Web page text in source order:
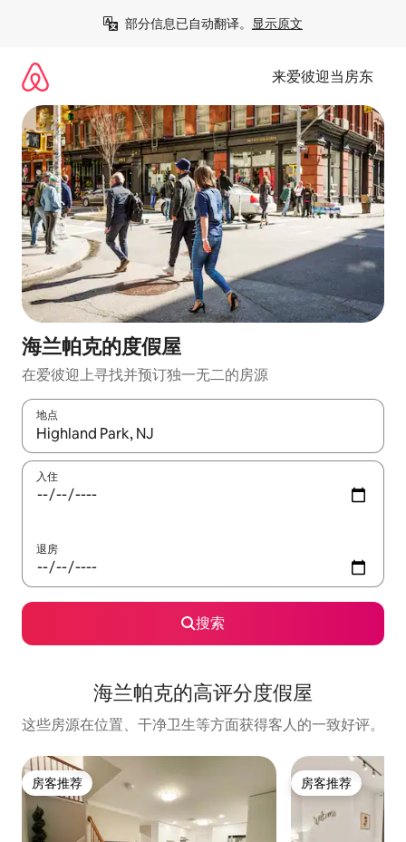
部分信息已自动翻译。 显示原文
来爱彼迎当房东
海兰帕克的度假屋
在爱彼迎上寻找并预订独一无二的房源
地点
如有搜索结果，请使用上下方向键查看，或通过点击或滑动手势
入住
退房
搜索
海兰帕克的高评分度假屋
这些房源在位置、干净卫生等方面获得客人的一致好评。
房客推荐
房客推荐 房客推荐
房客推荐